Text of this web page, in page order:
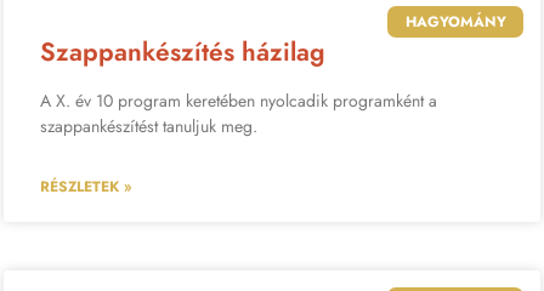
HAGYOMÁNY
Szappankészítés házilag
A X. év 10 program keretében nyolcadik programként a
szappankészítést tanuljuk meg.
RÉSZLETEK »